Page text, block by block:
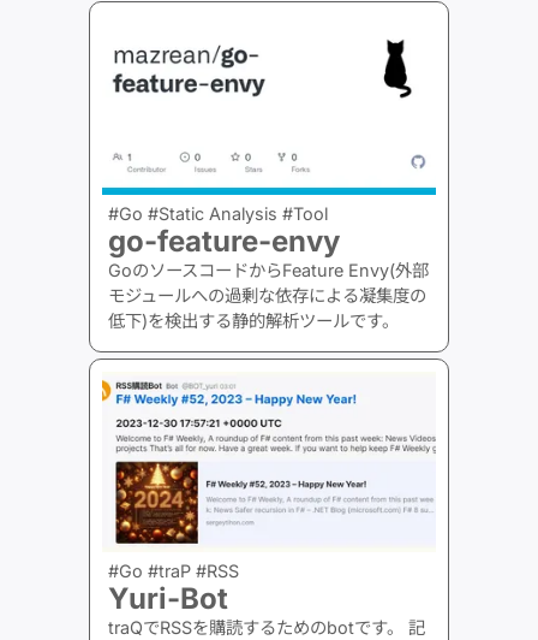
#Go #Static Analysis #Tool
go-feature-envy
GoのソースコードからFeature Envy(外部
モジュールへの過剰な依存による凝集度の
低下)を検出する静的解析ツールです。
#Go #traP #RSS
Yuri-Bot
traQでRSSを購読するためのbotです。 記